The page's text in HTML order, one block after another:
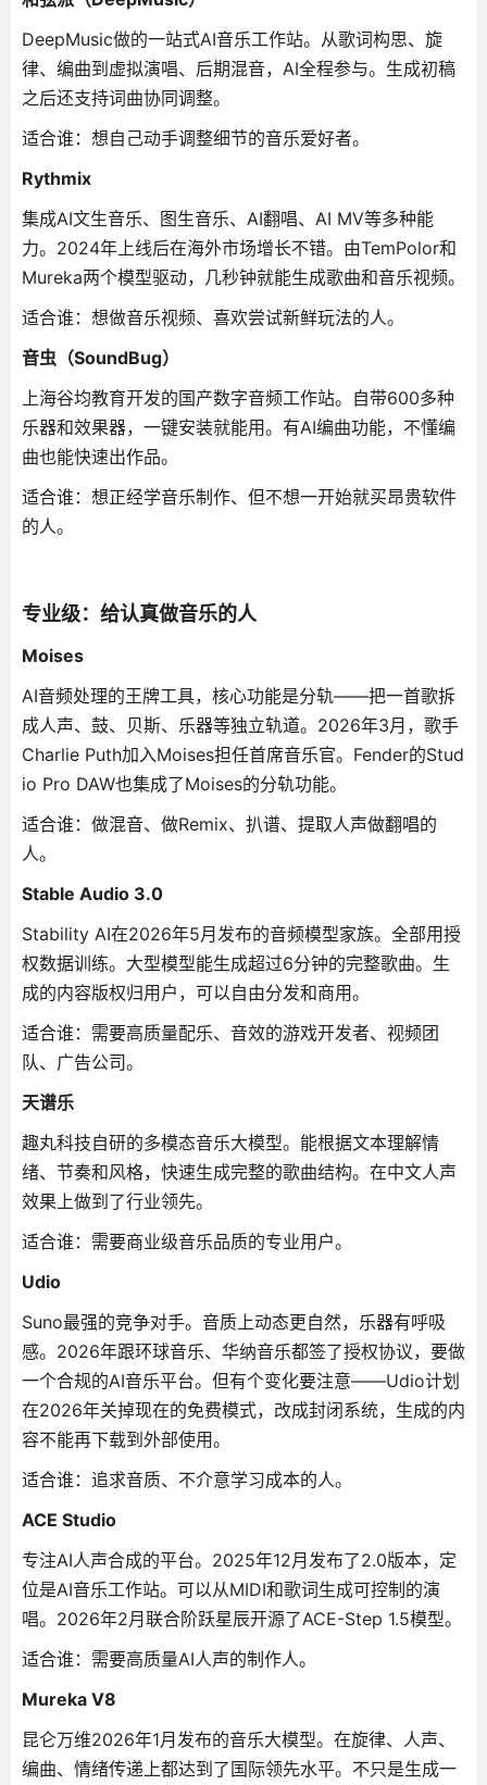
DeepMusic做的一站式AI音乐工作站。从歌词构思、旋
律、编曲到虚拟演唱、后期混音，AI全程参与。生成初稿
之后还支持词曲协同调整。
适合谁：想自己动手调整细节的音乐爱好者。
Rythmix
集成AI文生音乐、图生音乐、AI翻唱、AI MV等多种能
力。2024年上线后在海外市场增长不错。由TemPolor和
Mureka两个模型驱动，几秒钟就能生成歌曲和音乐视频。
适合谁：想做音乐视频、喜欢尝试新鲜玩法的人。
音虫（SoundBug）
上海谷均教育开发的国产数字音频工作站。自带600多种
乐器和效果器，一键安装就能用。有AI编曲功能，不懂编
曲也能快速出作品。
适合谁：想正经学音乐制作、但不想一开始就买昂贵软件
的人。
专业级：给认真做音乐的人
Moises
AI音频处理的王牌工具，核心功能是分轨——把一首歌拆
成人声、鼓、贝斯、乐器等独立轨道。2026年3月，歌手
Charlie Puth加入Moises担任首席音乐官。Fender的Stud
io Pro DAW也集成了Moises的分轨功能。
适合谁：做混音、做Remix、扒谱、提取人声做翻唱的
人。
Stable Audio 3.0
Stability AI在2026年5月发布的音频模型家族。全部用授
权数据训练。大型模型能生成超过6分钟的完整歌曲。生
成的内容版权归用户，可以自由分发和商用。
适合谁：需要高质量配乐、音效的游戏开发者、视频团
队、广告公司。
天谱乐
趣丸科技自研的多模态音乐大模型。能根据文本理解情
绪、节奏和风格，快速生成完整的歌曲结构。在中文人声
效果上做到了行业领先。
适合谁：需要商业级音乐品质的专业用户。
Udio
Suno最强的竞争对手。音质上动态更自然，乐器有呼吸
感。2026年跟环球音乐、华纳音乐都签了授权协议，要做
一个合规的AI音乐平台。但有个变化要注意——Udio计划
在2026年关掉现在的免费模式，改成封闭系统，生成的内
容不能再下载到外部使用。
适合谁：追求音质、不介意学习成本的人。
ACE Studio
专注AI人声合成的平台。2025年12月发布了2.0版本，定
位是AI音乐工作站。可以从MIDI和歌词生成可控制的演
唱。2026年2月联合阶跃星辰开源了ACE-Step 1.5模型。
适合谁：需要高质量AI人声的制作人。
Mureka V8
昆仑万维2026年1月发布的音乐大模型。在旋律、人声、
编曲、情绪传递上都达到了国际领先水平。不只是生成一